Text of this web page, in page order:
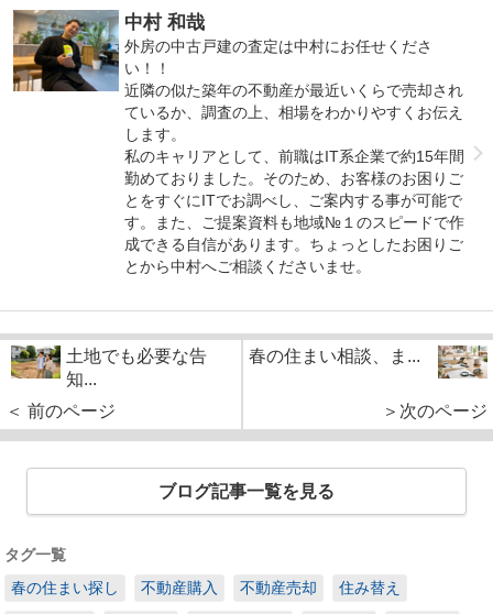
中村 和哉
外房の中古戸建の査定は中村にお任せくださ
い！！
近隣の似た築年の不動産が最近いくらで売却され
ているか、調査の上、相場をわかりやすくお伝え
します。
私のキャリアとして、前職はIT系企業で約15年間
勤めておりました。そのため、お客様のお困りご
とをすぐにITでお調べし、ご案内する事が可能で
す。また、ご提案資料も地域№１のスピードで作
成できる自信があります。ちょっとしたお困りご
とから中村へご相談くださいませ。
土地でも必要な告
知...
＜ 前のページ
春の住まい相談、ま...
＞次のページ
ブログ記事一覧を見る
タグ一覧
春の住まい探し
不動産購入 不動産売却 住み替え